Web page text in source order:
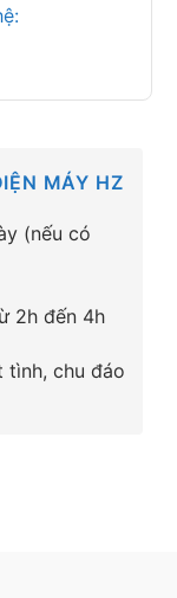
MÁY HZ
(nếu có
2h đến 4h
tình, chu đáo